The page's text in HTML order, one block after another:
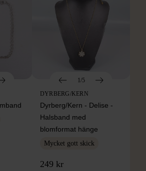
1/5
DYRBERG/KERN
Dyrberg/Kern - Delise -
Halsband med
blomformat hänge
Mycket gott skick
249 kr